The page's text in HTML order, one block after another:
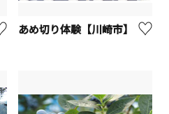
あめ切り体験【川崎市】